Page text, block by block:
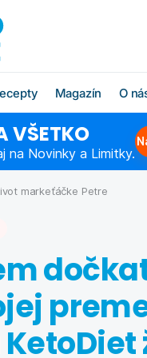
(od 1. kroku
Magazín
Blog
Ako rýchlo
Chudnutie po
O
O značke
Náš tím
Affiliate
Kontakty
VŠETKO
na Novinky a Limitky.
markeťáčke Petre